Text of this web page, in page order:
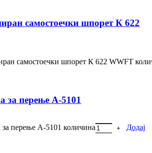
самостоечки шпорет К 622
самостоечки шпорет К 622 WWFT
перење A-5101
перење A-5101 количина
Додај